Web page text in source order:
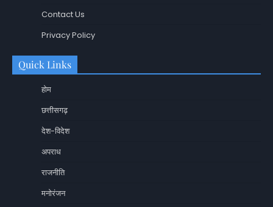
Contact Us
Privacy Policy
Quick Links
होम
छत्तीसगढ़
देश-विदेश
अपराध
राजनीति
मनोरंजन